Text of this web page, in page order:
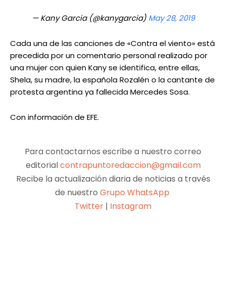
— Kany Garcia (@kanygarcia) May 28, 2019
Cada una de las canciones de «Contra el viento» está
precedida por un comentario personal realizado por
una mujer con quien Kany se identifica, entre ellas,
Shela, su madre, la española Rozalén o la cantante de
protesta argentina ya fallecida Mercedes Sosa.
Con información de EFE.
Para contactarnos escribe a nuestro correo
editorialcontrapuntoredaccion@gmail.com
Recibe la actualización diaria de noticias a través
de nuestro Grupo WhatsApp
Twitter | Instagram